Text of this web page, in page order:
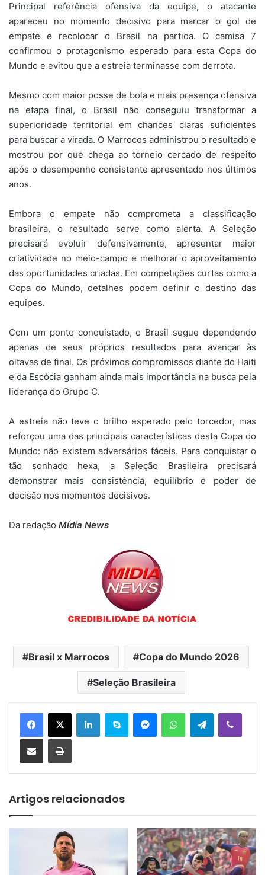
Principal referência ofensiva da equipe, o atacante
apareceu no momento decisivo para marcar o gol de
empate e recolocar o Brasil na partida. O camisa 7
confirmou o protagonismo esperado para esta Copa do
Mundo e evitou que a estreia terminasse com derrota.
Mesmo com maior posse de bola e mais presença ofensiva
na etapa final, o Brasil não conseguiu transformar a
superioridade territorial em chances claras suficientes
para buscar a virada. O Marrocos administrou o resultado e
mostrou por que chega ao torneio cercado de respeito
após o desempenho consistente apresentado nos últimos
anos.
Embora o empate não comprometa a classificação
brasileira, o resultado serve como alerta. A Seleção
precisará evoluir defensivamente, apresentar maior
criatividade no meio-campo e melhorar o aproveitamento
das oportunidades criadas. Em competições curtas como a
Copa do Mundo, detalhes podem definir o destino das
equipes.
Com um ponto conquistado, o Brasil segue dependendo
apenas de seus próprios resultados para avançar às
oitavas de final. Os próximos compromissos diante do Haiti
e da Escócia ganham ainda mais importância na busca pela
liderança do Grupo C.
A estreia não teve o brilho esperado pelo torcedor, mas
reforçou uma das principais características desta Copa do
Mundo: não existem adversários fáceis. Para conquistar o
tão sonhado hexa, a Seleção Brasileira precisará
demonstrar mais consistência, equilíbrio e poder de
decisão nos momentos decisivos.
Da redação Mídia News
Brasil x Marrocos Copa do Mundo 2026
Seleção Brasileira
Telegram
Artigos relacionados